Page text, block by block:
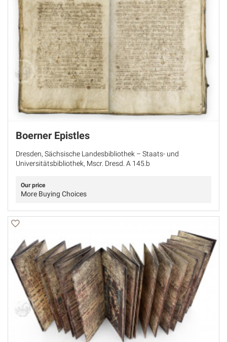
Boerner Epistles
Dresden, Sächsische Landesbibliothek – Staats- und
Universitätsbibliothek, Mscr. Dresd. A 145.b
Our price
More Buying Choices